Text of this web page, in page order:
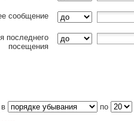
сообщение
последнего
посещения
в по